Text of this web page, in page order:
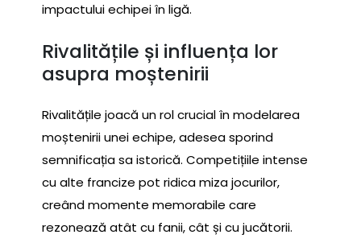
impactului echipei în ligă.
Rivalitățile și influența lor
asupra moștenirii
Rivalitățile joacă un rol crucial în modelarea
moștenirii unei echipe, adesea sporind
semnificația sa istorică. Competițiile intense
cu alte francize pot ridica miza jocurilor,
creând momente memorabile care
rezonează atât cu fanii, cât și cu jucătorii.